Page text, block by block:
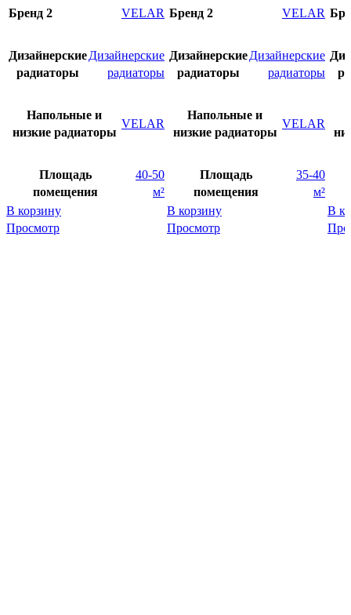
Бренд 2 VELAR
Дизайнерские
радиаторы
Дизайнерские
радиаторы
Напольные и
низкие радиаторы
VELAR
Площадь
помещения
40-50
м²
В корзину
Просмотр
Бренд 2 VELAR
Дизайнерские
радиаторы
Дизайнерские
радиаторы
Напольные и
низкие радиаторы
VELAR
Площадь
помещения
35-40
м²
В корзину
Просмотр
В